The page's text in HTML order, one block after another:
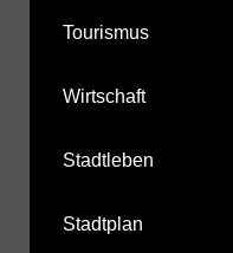
Tourismus
Wirtschaft
Stadtleben
Stadtplan